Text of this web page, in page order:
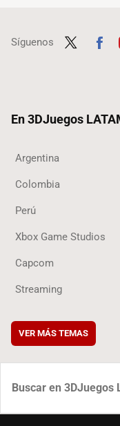
Síguenos
En 3DJuegos
Argentina
Colombia
Perú
Xbox Game Studios
Capcom
Streaming
VER MÁS TEMAS